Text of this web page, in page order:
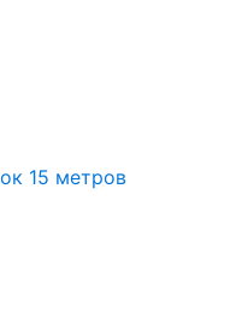
15 метров